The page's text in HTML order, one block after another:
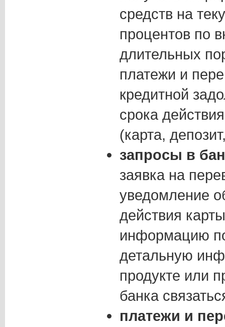
средств на
процентов по
длительных
платежи и
кредитной
срока
(карта,
запросы в
заявка на
уведомление
действия
информацию
детальную
продукте или
банка
платежи и